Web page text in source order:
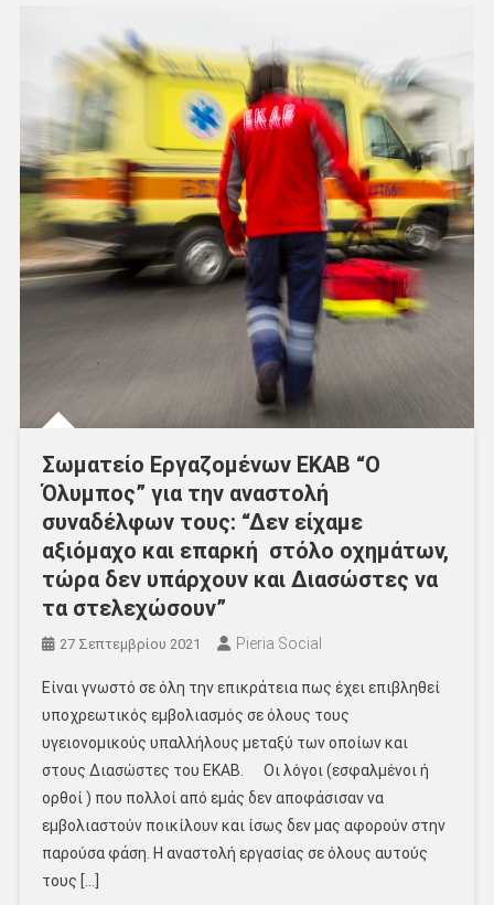
Σωματείο Εργαζομένων ΕΚΑΒ “Ο
Όλυμπος” για την αναστολή
συναδέλφων τους: “Δεν είχαμε
αξιόμαχο και επαρκή στόλο οχημάτων,
τώρα δεν υπάρχουν και Διασώστες να
τα στελεχώσουν”
27 Σεπτεμβρίου 2021 Pieria Social
Είναι γνωστό σε όλη την επικράτεια πως έχει επιβληθεί
υποχρεωτικός εμβολιασμός σε όλους τους
υγειονομικούς υπαλλήλους μεταξύ των οποίων και
στους Διασώστες του ΕΚΑΒ. Οι λόγοι (εσφαλμένοι ή
ορθοί ) που πολλοί από εμάς δεν αποφάσισαν να
εμβολιαστούν ποικίλουν και ίσως δεν μας αφορούν στην
παρούσα φάση. Η αναστολή εργασίας σε όλους αυτούς
τους […]